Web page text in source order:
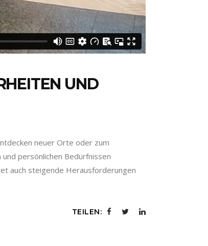
UND
neuer Orte oder zum
persönlichen Bedürfnissen
auch steigende Herausforderungen
TEILEN: